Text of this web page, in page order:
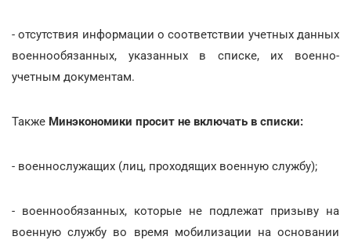
- отсутствия информации о соответствии учетных данных
военнообязанных, указанных в списке, их военно-
учетным документам.
Также Минэкономики просит не включать в списки:
- военнослужащих (лиц, проходящих военную службу);
- военнообязанных, которые не подлежат призыву на
военную службу во время мобилизации на основании